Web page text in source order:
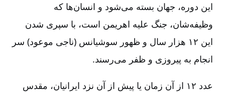
این دوره، جهان بسته می‌شود و انسان‌ها که
وظیفه‌شان، جنگ علیه اهریمن است، با سپری شدن
این ۱۲ هزار سال و ظهور سوشیانس (ناجی موعود) سر
انجام به پیروزی و ظفر می‌رسند.
عدد ۱۲ از آن زمان یا پیش از آن نزد ایرانیان، مقدس